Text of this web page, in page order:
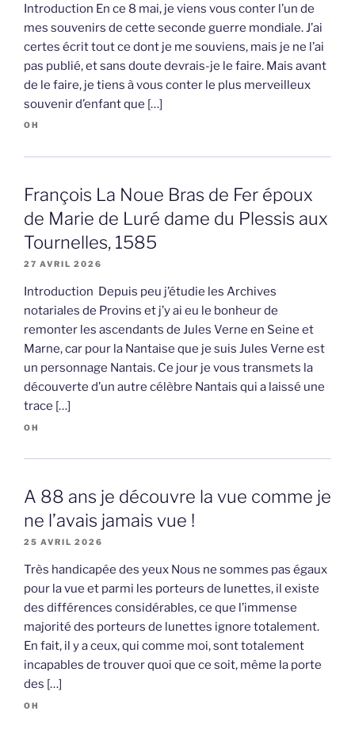
Introduction En ce 8 mai, je viens vous conter l’un de
mes souvenirs de cette seconde guerre mondiale. J’ai
certes écrit tout ce dont je me souviens, mais je ne l’ai
pas publié, et sans doute devrais-je le faire. Mais avant
de le faire, je tiens à vous conter le plus merveilleux
souvenir d’enfant que […]
OH
François La Noue Bras de Fer époux
de Marie de Luré dame du Plessis aux
Tournelles, 1585
27 AVRIL 2026
Introduction Depuis peu j’étudie les Archives
notariales de Provins et j’y ai eu le bonheur de
remonter les ascendants de Jules Verne en Seine et
Marne, car pour la Nantaise que je suis Jules Verne est
un personnage Nantais. Ce jour je vous transmets la
découverte d’un autre célèbre Nantais qui a laissé une
trace […]
OH
A 88 ans je découvre la vue comme je
ne l’avais jamais vue !
25 AVRIL 2026
Très handicapée des yeux Nous ne sommes pas égaux
pour la vue et parmi les porteurs de lunettes, il existe
des différences considérables, ce que l’immense
majorité des porteurs de lunettes ignore totalement.
En fait, il y a ceux, qui comme moi, sont totalement
incapables de trouver quoi que ce soit, même la porte
des […]
OH